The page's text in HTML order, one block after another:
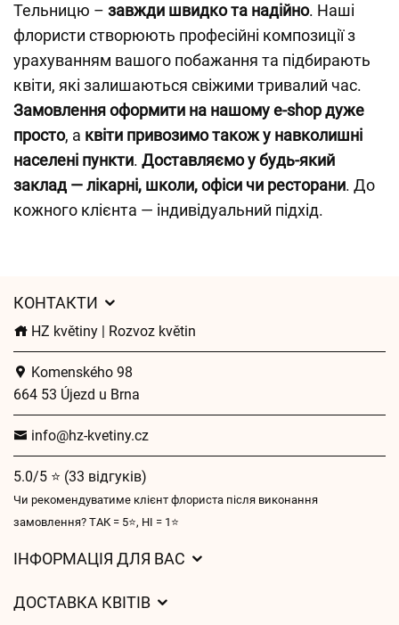
Тельницю – завжди швидко та надійно. Наші
флористи створюють професійні композиції з
урахуванням вашого побажання та підбирають
квіти, які залишаються свіжими тривалий час.
Замовлення оформити на нашому e-shop дуже
просто, а квіти привозимо також у навколишні
населені пункти. Доставляємо у будь-який
заклад — лікарні, школи, офіси чи ресторани. До
кожного клієнта — індивідуальний підхід.
КОНТАКТИ
HZ květiny | Rozvoz květin
Komenského 98
664 53 Újezd u Brna
info@hz-kvetiny.cz
5.0/5 ⭐ (33 відгуків)
Чи рекомендуватиме клієнт флориста після виконання
замовлення? ТАК = 5⭐, НІ = 1⭐
ІНФОРМАЦІЯ ДЛЯ ВАС
Захист персональних даних
ДОСТАВКА КВІТІВ